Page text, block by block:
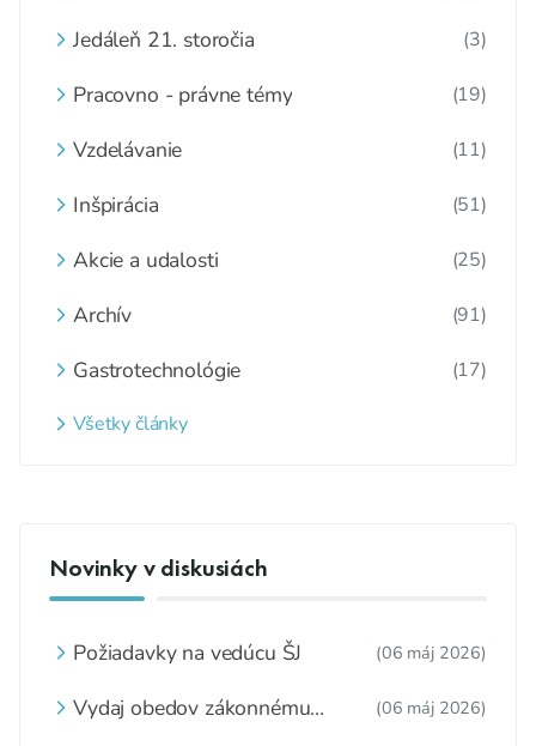
Jedáleň 21. storočia (3)
Pracovno - právne témy (19)
Vzdelávanie (11)
Inšpirácia (51)
Akcie a udalosti (25)
Archív (91)
Gastrotechnológie (17)
Všetky články
Novinky v diskusiách
Požiadavky na vedúcu ŠJ (06 máj 2026)
Vydaj obedov zákonnému
(06 máj 2026)